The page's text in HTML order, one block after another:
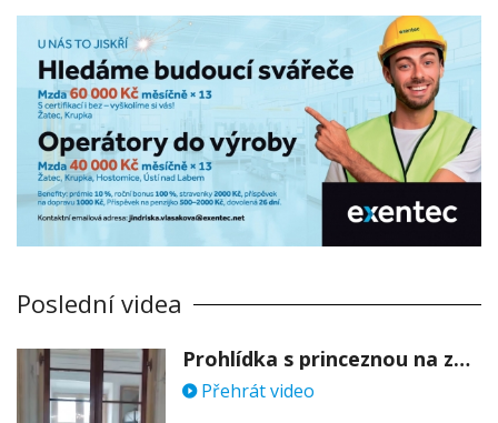
Poslední videa
Prohlídka s princeznou na zámku Stekník
Přehrát video